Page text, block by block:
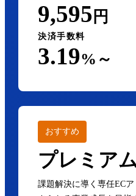
9,595 円
決済手数料
3.19%～
おすすめ
プレミア
課題解決に導く専任EC